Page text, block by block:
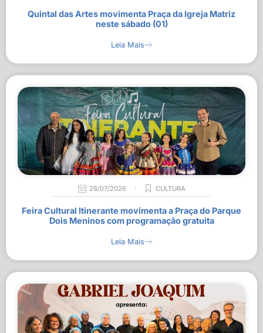
Quintal das Artes movimenta Praça da Igreja Matriz
neste sábado (01)
Leia Mais
28/07/2026 CULTURA
Feira Cultural Itinerante movimenta a Praça do Parque
Dois Meninos com programação gratuita
Leia Mais